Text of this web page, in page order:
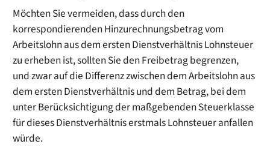
Möchten Sie vermeiden, dass durch den
korrespondierenden Hinzurechnungsbetrag vom
Arbeitslohn aus dem ersten Dienstverhältnis Lohnsteuer
zu erheben ist, sollten Sie den Freibetrag begrenzen,
und zwar auf die Differenz zwischen dem Arbeitslohn aus
dem ersten Dienstverhältnis und dem Betrag, bei dem
unter Berücksichtigung der maßgebenden Steuerklasse
für dieses Dienstverhältnis erstmals Lohnsteuer anfallen
würde.